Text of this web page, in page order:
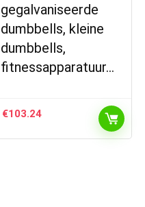
gegalvaniseerde
dumbbells, kleine
dumbbells,
fitnessapparatuur…
€103.24